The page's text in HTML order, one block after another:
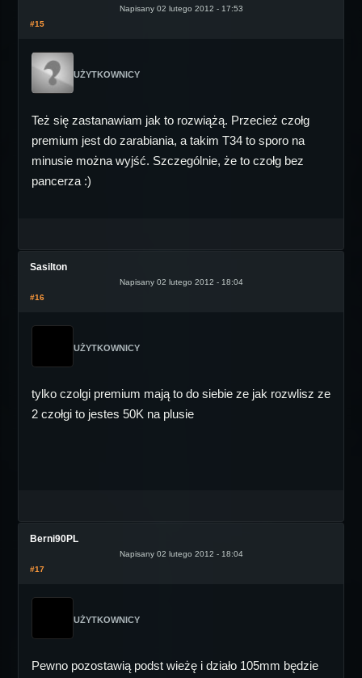
Napisany 02 lutego 2012 - 17:53
#15
UŻYTKOWNICY
Też się zastanawiam jak to rozwiążą. Przecież czołg
premium jest do zarabiania, a takim T34 to sporo na
minusie można wyjść. Szczególnie, że to czołg bez
pancerza :)
Sasilton
Napisany 02 lutego 2012 - 18:04
#16
UŻYTKOWNICY
tylko czolgi premium mają to do siebie ze jak rozwlisz ze
2 czołgi to jestes 50K na plusie
Berni90PL
Napisany 02 lutego 2012 - 18:04
#17
UŻYTKOWNICY
Pewno pozostawią podst wieżę i działo 105mm będzie